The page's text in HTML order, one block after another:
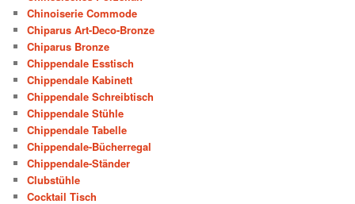
Chinoiserie Commode
Chiparus Art-Deco-Bronze
Chiparus Bronze
Chippendale Esstisch
Chippendale Kabinett
Chippendale Schreibtisch
Chippendale Stühle
Chippendale Tabelle
Chippendale-Bücherregal
Chippendale-Ständer
Clubstühle
Cocktail Tisch